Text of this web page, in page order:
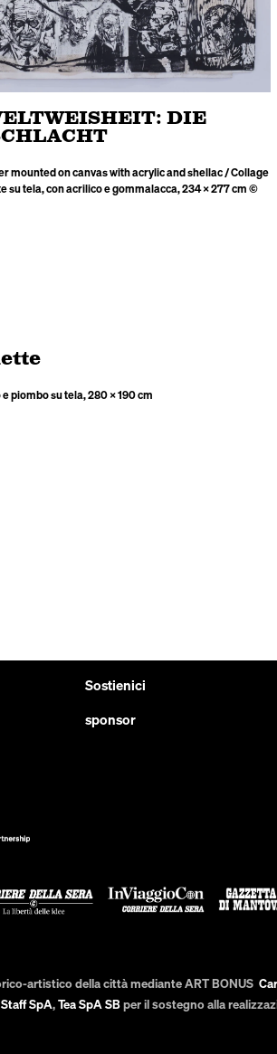
DIE
mounted on canvas with acrylic and shellac / Collage
su tela, con acrilico e gommalacca, 234 × 277 cm ©
piombo su tela, 280 × 190 cm
Sostienici
sponsor
artistico della città mediante ART BONUS
Staff SpA,Tea SpA SBper il sostegno alla